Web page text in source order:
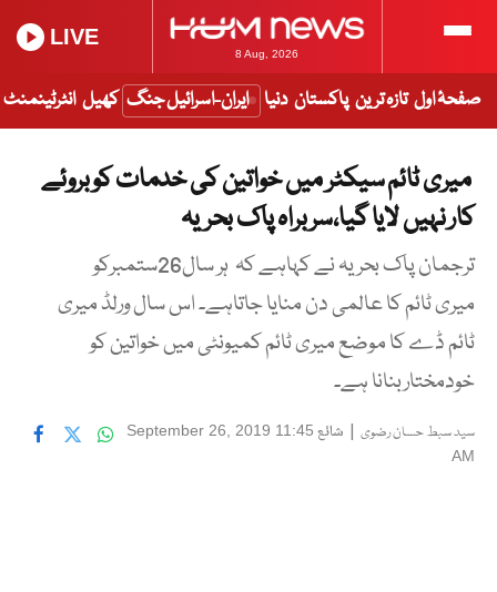
8 Aug, 2026
LIVE
صفحۂ اول تازہ ترین پاکستان دنیا ایران-اسرائیل جنگ کھیل انٹرٹینمنٹ
میری ٹائم سیکٹر میں خواتین کی خدمات کو بروئے
کار نہیں لایا گیا،سربراہ پاک بحریہ
ترجمان پاک بحریہ نے کہاہے کہ ہر سال26ستمبرکو
میری ٹائم کا عالمی دن منایا جاتاہے۔ اس سال ورلڈ میری
ٹائم ڈے کا موضع میری ٹائم کمیونٹی میں خواتین کو
خودمختاربنانا ہے۔
سید سبط حسان رضوی | شائع September 26, 2019 11:45
AM